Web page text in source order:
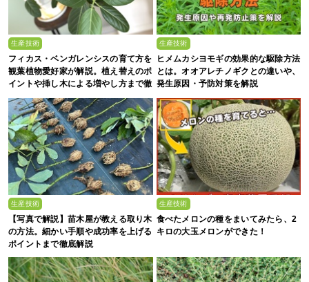
生産技術
フィカス・ベンガレンシスの育て方を
観葉植物愛好家が解説。植え替えのポ
イントや挿し木による増やし方まで徹
底解説
生産技術
ヒメムカシヨモギの効果的な駆除方法
とは。オオアレチノギクとの違いや、
発生原因・予防対策を解説
生産技術
【写真で解説】苗木屋が教える取り木
の方法。細かい手順や成功率を上げる
ポイントまで徹底解説
生産技術
食べたメロンの種をまいてみたら、2
キロの大玉メロンができた！